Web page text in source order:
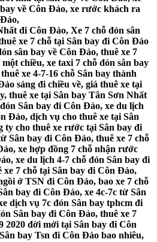
về Côn Đảo, xe rước khách ra
đi Côn Đảo, Xe 7 chỗ đón sân
xe 7 chỗ tại Sân bay đi Côn Đảo
sân bay về Côn Đảo, thuê xe 7
chiều, xe taxi 7 chỗ đón sân bay
xe 4-7-16 chỗ Sân bay thành
sáng đi chiều về, giá thuê xe tại
thuê xe tại Sân bay Tân Sơn Nhất
Sân bay đi Côn Đảo, xe du lịch
Đảo, dịch vụ cho thuê xe tại Sân
ty cho thuê xe rước tại Sân bay đi
Sân bay đi Côn Đảo, thuê xe 7 chỗ
xe hợp đồng 7 chỗ nhận rước
xe du lịch 4-7 chỗ đón Sân bay đi
7 chỗ tại Sân bay đi Côn Đảo,
ở TSN đi Côn Đảo, bao xe 7 chỗ
bay đi Côn Đảo, xe 4c-7c từ Sân
dịch vụ 7c đón Sân bay tphcm đi
Sân bay đi Côn Đảo, thuê xe 7
2020 đời mới tại Sân bay đi Côn
bay Tsn đi Côn Đảo bao nhiêu,